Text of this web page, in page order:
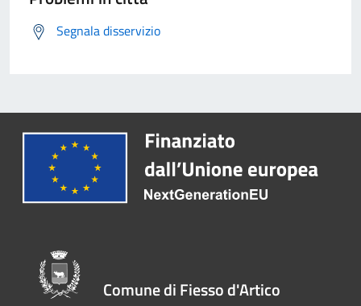
Segnala disservizio
Comune di Fiesso d'Artico